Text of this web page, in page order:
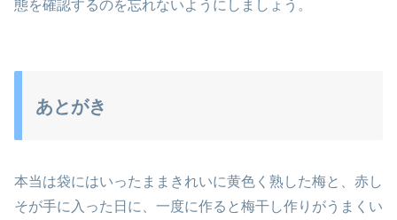
態を確認するのを忘れないようにしましょう。
あとがき
本当は袋にはいったままきれいに黄色く熟した梅と、赤し
そが手に入った日に、一度に作ると梅干し作りがうまくい